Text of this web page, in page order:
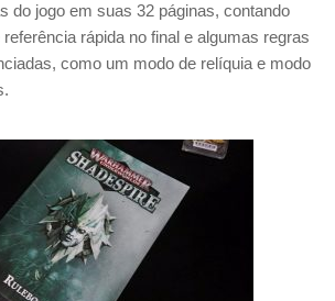
do jogo em suas 32 páginas, contando
rápida no final e algumas regras
como um modo de relíquia e modo